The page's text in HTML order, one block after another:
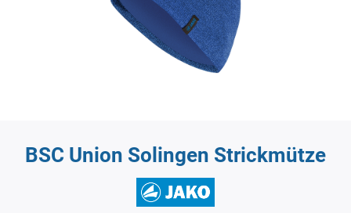
BSC Union Solingen Strickmütze